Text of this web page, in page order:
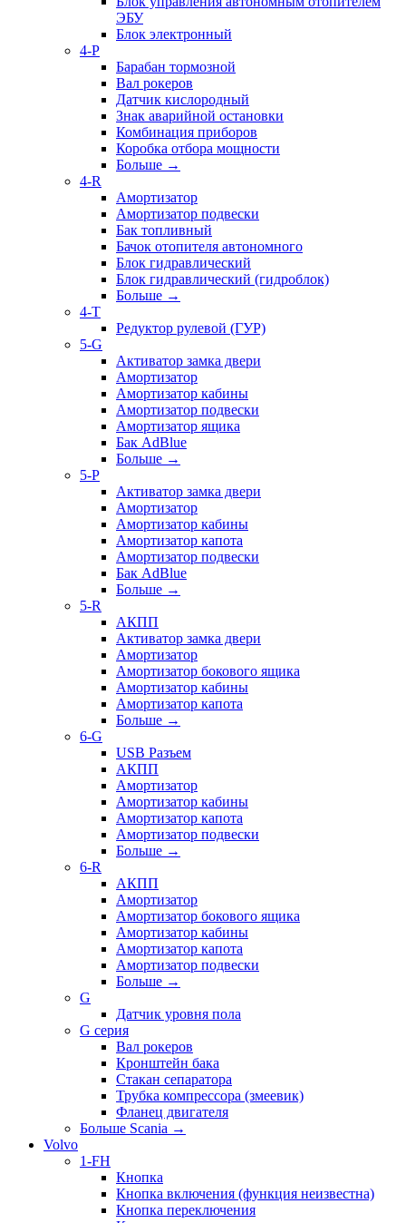
ЭБУ
Блок электронный
4-P
Барабан тормозной
Вал рокеров
Датчик кислородный
Знак аварийной остановки
Комбинация приборов
Коробка отбора мощности
Больше →
4-R
Амортизатор
Амортизатор подвески
Бак топливный
Бачок отопителя автономного
Блок гидравлический
Блок гидравлический (гидроблок)
Больше →
4-T
Редуктор рулевой (ГУР)
5-G
Активатор замка двери
Амортизатор
Амортизатор кабины
Амортизатор подвески
Амортизатор ящика
Бак AdBlue
Больше →
5-P
Активатор замка двери
Амортизатор
Амортизатор кабины
Амортизатор капота
Амортизатор подвески
Бак AdBlue
Больше →
5-R
АКПП
Активатор замка двери
Амортизатор
Амортизатор бокового ящика
Амортизатор кабины
Амортизатор капота
Больше →
6-G
USB Разъем
АКПП
Амортизатор
Амортизатор кабины
Амортизатор капота
Амортизатор подвески
Больше →
6-R
АКПП
Амортизатор
Амортизатор бокового ящика
Амортизатор кабины
Амортизатор капота
Амортизатор подвески
Больше →
G
Датчик уровня пола
G серия
Вал рокеров
Кронштейн бака
Стакан сепаратора
Трубка компрессора (змеевик)
Фланец двигателя
Больше Scania →
Volvo
1-FH
Кнопка
Кнопка включения (функция неизвестна)
Кнопка переключения